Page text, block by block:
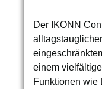
Der IKONN
einem
Funktionen wie